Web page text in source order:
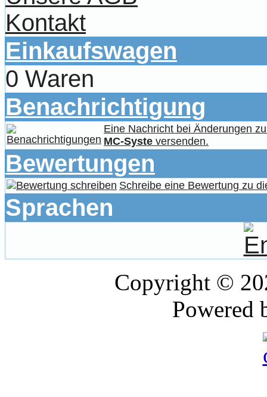
Kontakt
Einkaufswagen
0 Waren
Benachrichtigung
Eine Nachricht bei Änderungen
MC-Syste versenden.
Bewertungen
Schreibe eine Bewertung zu
Sprachen
Copyright ©
Powered